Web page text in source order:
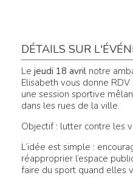
DÉTAILS SUR
Le jeudi 18 avril notre
Elisabeth vous donne
une session sportive
dans les rues de la ville.
Objectif : lutter contre les
L’idée est simple :
réapproprier l’espace
faire du sport quand elles